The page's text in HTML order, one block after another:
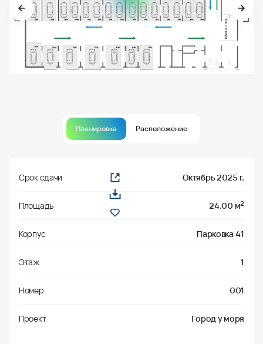
Планировка Расположение
Срок сдачи Октябрь 2025 г.
Площадь 24.00 м2
Корпус Парковка 41
Этаж 1
Номер 001
Проект Город у моря